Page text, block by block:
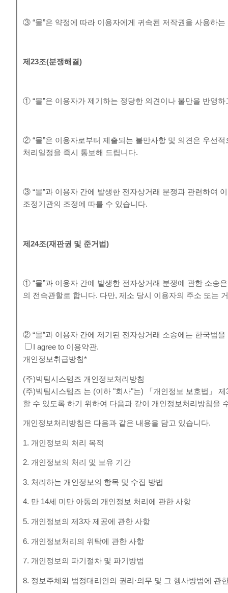
③ “몰”은 약정에 따라 이용자에게 귀속된 저작권을 사용하
제23조(분쟁해결)
① “몰”은 이용자가 제기하는 정당한 의견이나 불만을 반영
② “몰”은 이용자로부터 제출되는 불만사항 및 의견은 우선
처리일정을 즉시 통보해 드립니다.
③ “몰”과 이용자 간에 발생한 전자상거래 분쟁과 관련하여
조정기관의 조정에 따를 수 있습니다.
제24조(재판권 및 준거법)
① “몰”과 이용자 간에 발생한 전자상거래 분쟁에 관한 소송
의 전속관할로 합니다. 다만, 제소 당시 이용자의 주소 또는
② “몰”과 이용자 간에 제기된 전자상거래 소송에는 한국법을
I agree to 이용약관.
개인정보취급방침*
(주)빅팀시스템즈 개인정보처리방침
(주)빅팀시스템즈 는 (이하 "회사"는) 「개인정보 보호법」
할 수 있도록 하기 위하여 다음과 같이 개인정보처리방침을
개인정보처리방침은 다음과 같은 내용을 담고 있습니다.
1. 개인정보의 처리 목적
2. 개인정보의 처리 및 보유 기간
3. 처리하는 개인정보의 항목 및 수집 방법
4. 만 14세 미만 아동의 개인정보 처리에 관한 사항
5. 개인정보의 제3자 제공에 관한 사항
6. 개인정보처리의 위탁에 관한 사항
7. 개인정보의 파기절차 및 파기방법
8. 정보주체와 법정대리인의 권리·의무 및 그 행사방법에 관